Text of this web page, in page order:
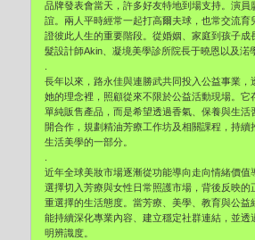
品牌發表會當天，許多好友特地到場支持。演
誼。兩人平時經常一起打高爾夫球，也常交流
證彼此人生的重要階段。從婚姻、家庭到孩子
髮設計師Akin、凝境美學診所院長于曉恩以及渃
長年以來，路永佳與連勝武共同投入公益事業
她的理念裡，照顧從來不限於公益活動現場。
單純販售產品，而是希望透過香氣、保養與生
開合作，規劃精油芳療工作坊及相關課程，持
生活美學的一部分。
近年全球美妝市場逐漸從功能導向走向情緒價
選擇切入芳療與女性日常照護市場，背後反映
重選擇的生活態度。當芳療、美學、教育與公
能持續深化專業內容、建立穩定社群連結，並
明辨識度。